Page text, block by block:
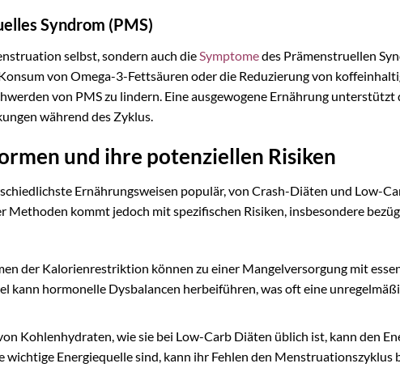
Syndrom (PMS)
selbst, sondern auch dieSymptomedes Prämenstruellen
von Omega-3-Fettsäuren oder die Reduzierung von
von PMS zu lindern. Eine ausgewogene Ernährung
während des Zyklus.
und ihre potenziellen Risiken
Ernährungsweisen populär, von Crash-Diäten und Low-
Methoden kommt jedoch mit spezifischen Risiken, insbesondere
der Kalorienrestriktion können zu einer Mangelversorgung mit
kann hormonelle Dysbalancen herbeiführen, was oft eine
Kohlenhydraten, wie sie bei Low-Carb Diäten üblich ist, kann den
wichtige Energiequelle sind, kann ihr Fehlen den Menstruationszyklus